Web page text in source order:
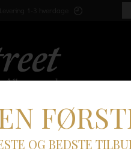
HERRE BOLIG &
OG BEDSTE